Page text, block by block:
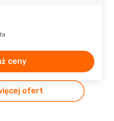
ceny
ofert